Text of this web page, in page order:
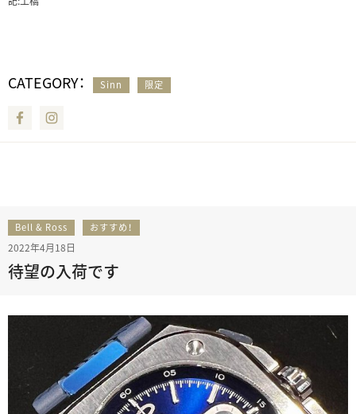
CATEGORY： Sinn 限定
Facebook
Bell & Ross おすすめ！
2022年4月18日
待望の入荷です